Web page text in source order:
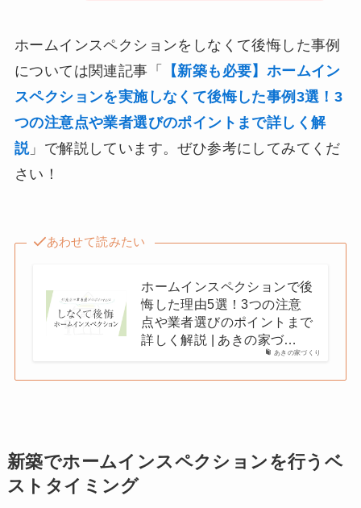
ホームインスペクションをしなくて後悔した事例
については関連記事「
【新築も必要】ホームイン
スペクションを実施しなくて後悔した事例3選！3
つの注意点や業者選びのポイントまで詳しく解
説」で解説しています。ぜひ参考にしてみてくだ
さい！
あわせて読みたい
あきの家づくり
ホームインスペクションで後
悔した理由5選！3つの注意
点や業者選びのポイントまで
詳しく解説 | あきの家づ…
新築でホームインスペクションを行うベ
ストタイミング